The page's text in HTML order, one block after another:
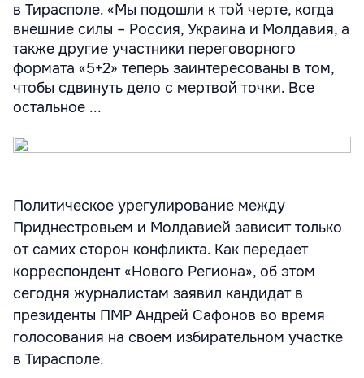
в Тирасполе. «Мы подошли к той черте, когда
внешние силы – Россия, Украина и Молдавия, а
также другие участники переговорного
формата «5+2» теперь заинтересованы в том,
чтобы сдвинуть дело с мертвой точки. Все
остальное ...
Политическое урегулирование между
Приднестровьем и Молдавией зависит только
от самих сторон конфликта. Как передает
корреспондент «Нового Региона», об этом
сегодня журналистам заявил кандидат в
президенты ПМР Андрей Сафонов во время
голосования на своем избирательном участке
в Тирасполе.